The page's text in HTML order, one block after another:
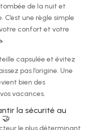
de la nuit et
une règle simple
confort et votre
capsulée et évitez
pas l’origine. Une
bien des
vacances.
la sécurité au